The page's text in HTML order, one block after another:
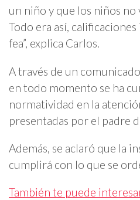
un niño y que los niños no
Todo era así,
fea”, explica Carlos.
A través de un
en todo momento se ha
normatividad en la
presentadas por el padre
Además, se aclaró que la
cumplirá con lo que se
También te puede